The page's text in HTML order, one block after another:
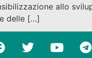
allo
delle […]